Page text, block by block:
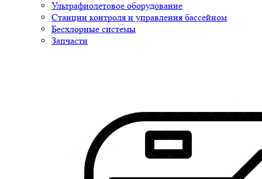
Ультрафиолетовое оборудование
Станции контроля и управления бассейном
Бесхлорные системы
Запчасти